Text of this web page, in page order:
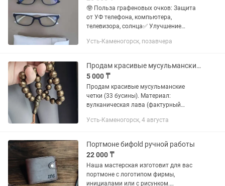
🤓 Польза графеновых очков: Защита
от УФ телефона, компьютера,
телевизора, солнца✅ Улучшение
давление ✅ Косоглазие✅ Моргание✅
глаз,...
Усть-Каменогорск, позавчера
Продам красивые мусульманские четки (33 бусины)
5 000 ₸
Продам красивые мусульманские
четки (33 бусины). Материал:
вулканическая лава (фактурный
бронзовым/медным напылением.
Самарканд. Смотрятся...
Усть-Каменогорск, 4 августа
Портмоне бифold ручной работы
22 000 ₸
Наша мастерская изготовит для вас
портмоне с логотипом фирмы,
инициалами или с рисунком.